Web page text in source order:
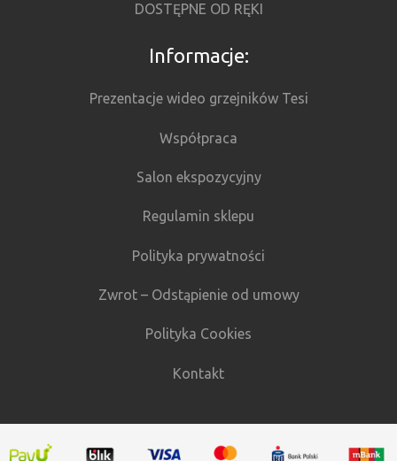
DOSTĘPNE OD RĘKI
Informacje:
Prezentacje wideo grzejników Tesi
Współpraca
Salon ekspozycyjny
Regulamin sklepu
Polityka prywatności
Zwrot – Odstąpienie od umowy
Polityka Cookies
Kontakt